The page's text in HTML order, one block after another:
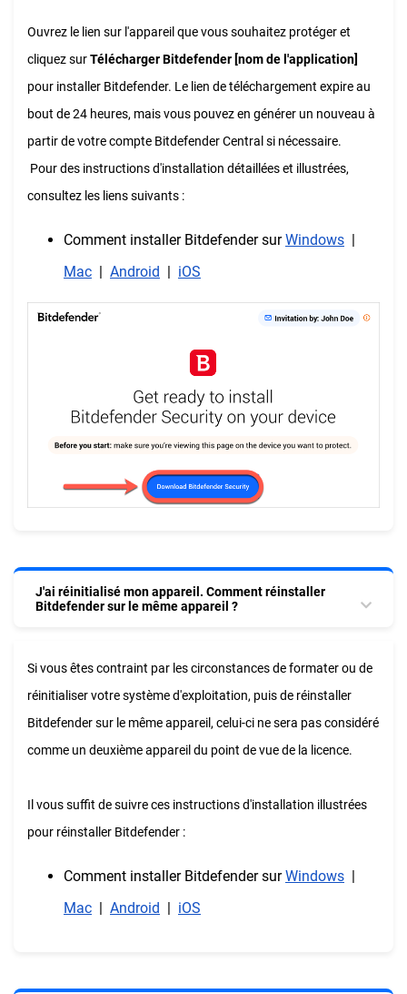
Ouvrez le lien sur l'appareil que vous souhaitez protéger et
cliquez surTélécharger Bitdefender [nom de l'application]
pour installer Bitdefender. Le lien de téléchargement expire au
bout de 24 heures, mais vous pouvez en générer un nouveau à
partir de votre compte Bitdefender Central si nécessaire.
Pour des instructions d'installation détaillées et illustrées,
consultez les liens suivants :
Comment installer Bitdefender surWindows
Mac
Android iOS
J'ai réinitialisé mon appareil. Comment réinstaller
Bitdefender sur le même appareil ?
Si vous êtes contraint par les circonstances de formater ou de
réinitialiser votre système d'exploitation, puis de réinstaller
Bitdefender sur le même appareil, celui-ci ne sera pas considéré
comme un deuxième appareil du point de vue de la licence.
Il vous suffit de suivre ces instructions d'installation illustrées
pour réinstaller Bitdefender :
Comment installer Bitdefender surWindows
Mac
Android iOS